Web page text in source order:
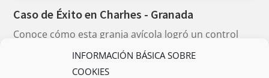
INFORMACIÓN BÁSICA SOBRE
COOKIES
Caso de Éxito en Charhes - Granada
Conoce cómo esta granja avícola logró un control
térmico óptimo frente a los veranos más exigentes.
Instalación integral con tecnología CLIMANAVAS.